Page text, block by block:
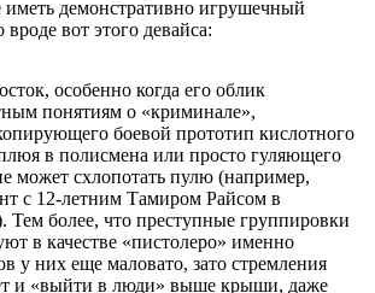
иметь демонстративно игрушечный
вот этого девайса:
особенно когда его облик
понятиям о «криминале»,
боевой прототип кислотного
в полисмена или просто гуляющего
может схлопотать пулю (например,
с 12-летним Тамиром Райсом в
Тем более, что преступные группировки
в качестве «пистолеро» именно
у них еще маловато, зато стремления
и «выйти в люди» выше крыши, даже